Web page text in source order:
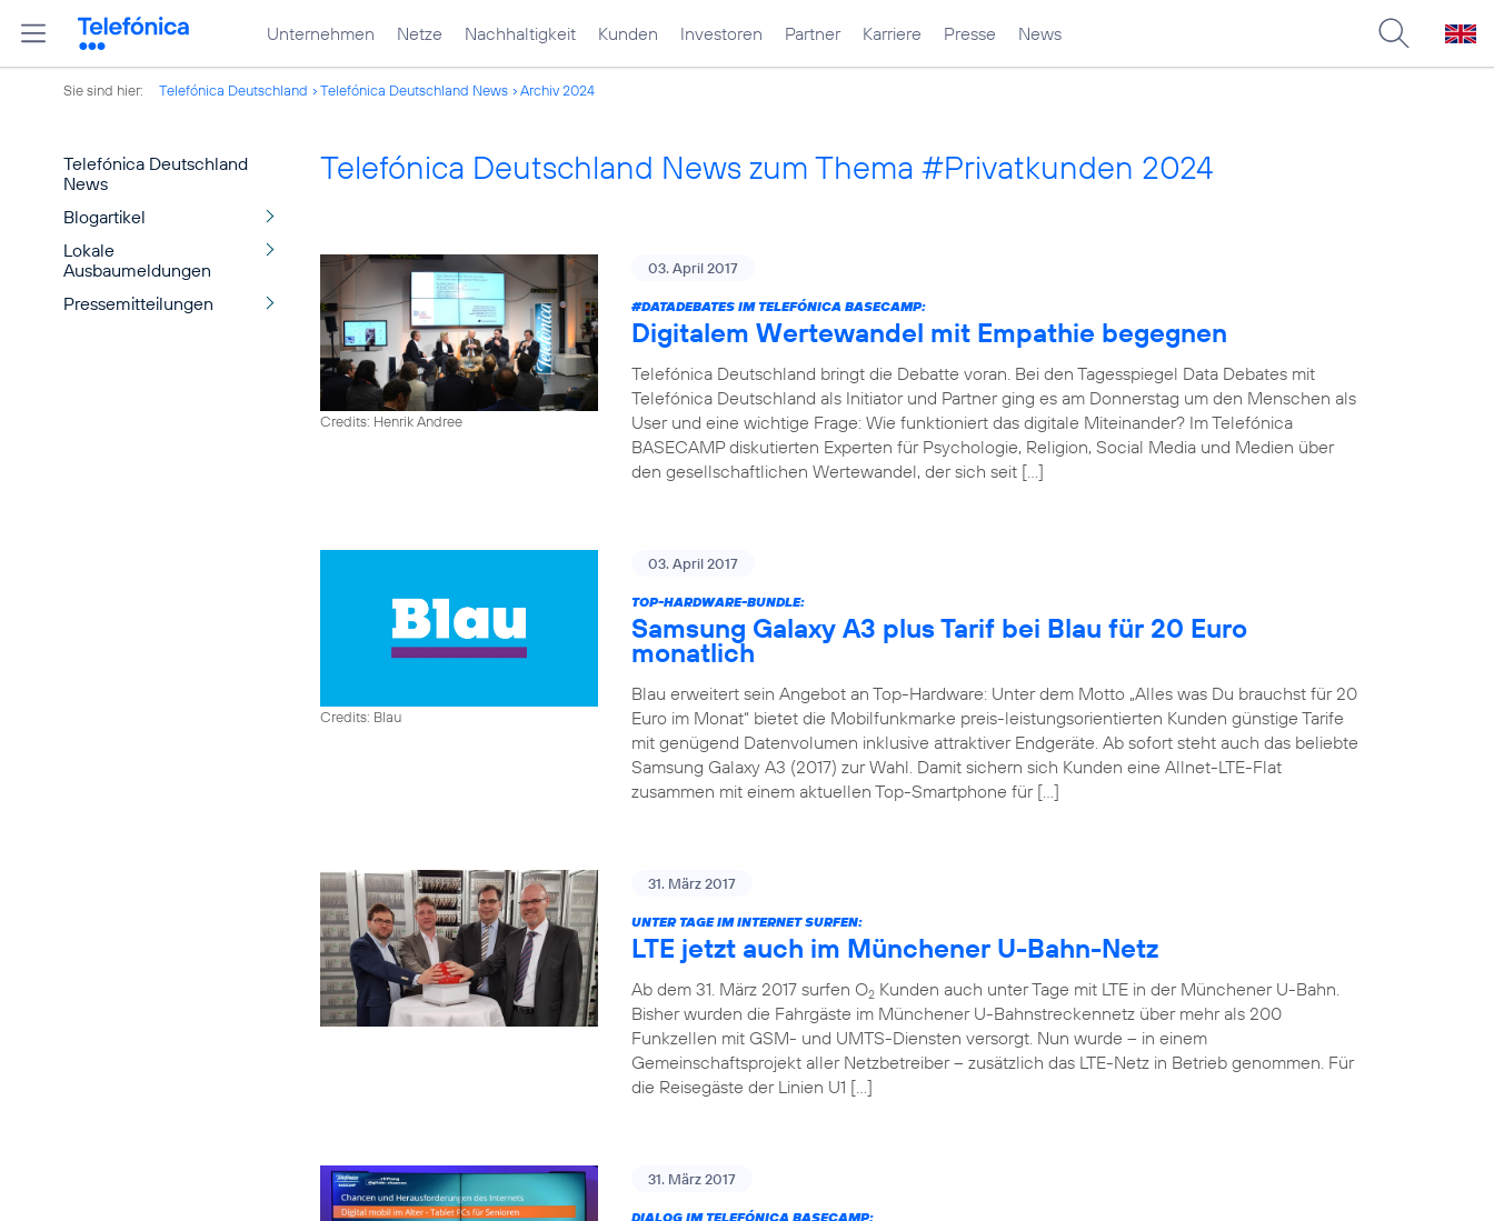
Unternehmen Netze Nachhaltigkeit Kunden Investoren Partner Karriere Presse News
Sie sind hier: Telefónica Deutschland Telefónica Deutschland News Archiv 2024
Telefónica Deutschland
News
Blogartikel
Lokale
Ausbaumeldungen
Pressemitteilungen
Telefónica Deutschland News zum Thema #Privatkunden 2024
Credits: Henrik Andree
03. April 2017
#DATADEBATES IM TELEFÓNICA BASECAMP:
Digitalem Wertewandel mit Empathie begegnen
Telefónica Deutschland bringt die Debatte voran. Bei den Tagesspiegel Data Debates mit
Telefónica Deutschland als Initiator und Partner ging es am Donnerstag um den Menschen als
User und eine wichtige Frage: Wie funktioniert das digitale Miteinander? Im Telefónica
BASECAMP diskutierten Experten für Psychologie, Religion, Social Media und Medien über
den gesellschaftlichen Wertewandel, der sich seit […]
Credits: Blau
03. April 2017
TOP-HARDWARE-BUNDLE:
Samsung Galaxy A3 plus Tarif bei Blau für 20 Euro
monatlich
Blau erweitert sein Angebot an Top-Hardware: Unter dem Motto „Alles was Du brauchst für 20
Euro im Monat“ bietet die Mobilfunkmarke preis-leistungsorientierten Kunden günstige Tarife
mit genügend Datenvolumen inklusive attraktiver Endgeräte. Ab sofort steht auch das beliebte
Samsung Galaxy A3 (2017) zur Wahl. Damit sichern sich Kunden eine Allnet-LTE-Flat
zusammen mit einem aktuellen Top-Smartphone für […]
31. März 2017
UNTER TAGE IM INTERNET SURFEN:
LTE jetzt auch im Münchener U-Bahn-Netz
Ab dem 31. März 2017 surfen O2 Kunden auch unter Tage mit LTE in der Münchener U-Bahn.
Bisher wurden die Fahrgäste im Münchener U-Bahnstreckennetz über mehr als 200
Funkzellen mit GSM- und UMTS-Diensten versorgt. Nun wurde – in einem
Gemeinschaftsprojekt aller Netzbetreiber – zusätzlich das LTE-Netz in Betrieb genommen. Für
die Reisegäste der Linien U1 […]
31. März 2017
DIALOG IM TELEFÓNICA BASECAMP: